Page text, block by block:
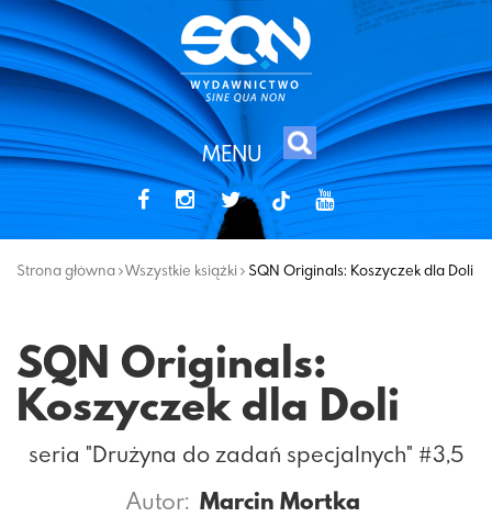
MENU
tiktok
Strona główna Wszystkie książki SQN Originals: Koszyczek dla Doli
SQN Originals:
Koszyczek dla Doli
seria "Drużyna do zadań specjalnych" #3,5
Autor: Marcin Mortka